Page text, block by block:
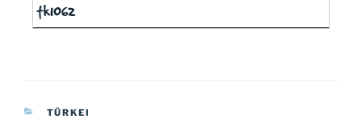
tk1062
KATEGORIEN
TÜRKEI